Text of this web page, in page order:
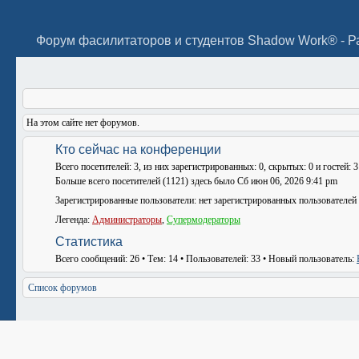
Форум фасилитаторов и студентов Shadow Work® -
На этом сайте нет форумов.
Кто сейчас на конференции
Всего посетителей: 3, из них зарегистрированных: 0, скрытых: 0 и гостей:
Больше всего посетителей (1121) здесь было Сб июн 06, 2026 9:41 pm
Зарегистрированные пользователи: нет зарегистрированных пользователей
Легенда: Администраторы, Супермодераторы
Статистика
Всего сообщений: 26 • Тем: 14 • Пользователей: 33 • Новый пользователь:
Список форумов